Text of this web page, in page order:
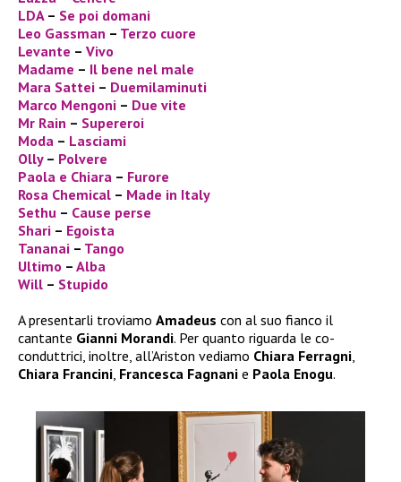
LDA– Se poi domani
Leo Gassman – Terzo cuore
Levante – Vivo
Madame – Il bene nel male
Mara Sattei – Duemilaminuti
Marco Mengoni – Due vite
Mr Rain – Supereroi
Moda – Lasciami
Olly– Polvere
Paola e Chiara – Furore
Rosa Chemical – Made in Italy
Sethu – Cause perse
Shari – Egoista
Tananai – Tango
Ultimo – Alba
Will – Stupido
A presentarli troviamo Amadeus con al suo fianco il
cantante Gianni Morandi. Per quanto riguarda le co-
conduttrici, inoltre, all’Ariston vediamo Chiara Ferragni,
Chiara Francini, Francesca Fagnani e Paola Enogu.